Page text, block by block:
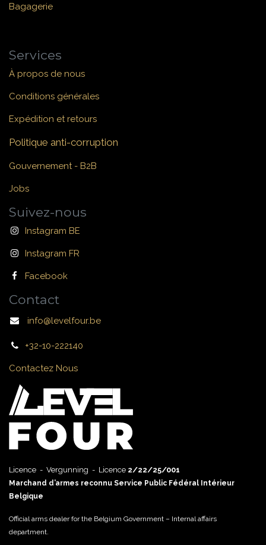
Bagagerie
Services
À propos de nous
Conditions générales
Expédition et retours
Politique anti-corruption
Gouvernement - B2B
Jobs
Suivez-nous
Instagram BE
Instagram FR
Facebook
Contact
info@levelfour.be
+32-10-222140
Contactez Nous
Licence - Vergunning - Licence 2/22/25/001
Marchand d’armes reconnu Service Public Fédéral Intérieur
Belgique
Official arms dealer for the Belgium Government – Internal affairs
department.